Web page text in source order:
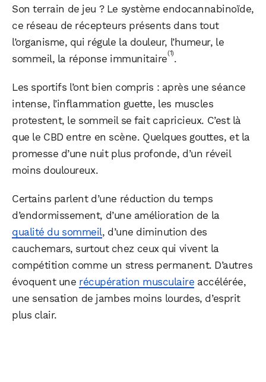
Son terrain de jeu ? Le système endocannabinoïde,
ce réseau de récepteurs présents dans tout
l’organisme, qui régule la douleur, l’humeur, le
sommeil, la réponse immunitaire(1).
Les sportifs l’ont bien compris : après une séance
intense, l’inflammation guette, les muscles
protestent, le sommeil se fait capricieux. C’est là
que le CBD entre en scène. Quelques gouttes, et la
promesse d’une nuit plus profonde, d’un réveil
moins douloureux.
Certains parlent d’une réduction du temps
d’endormissement, d’une amélioration de la
qualité du sommeil, d’une diminution des
cauchemars, surtout chez ceux qui vivent la
compétition comme un stress permanent. D’autres
évoquent une récupération musculaire accélérée,
une sensation de jambes moins lourdes, d’esprit
plus clair.